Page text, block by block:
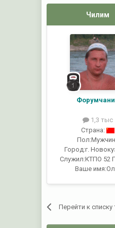
Чилим
1,3 тыс
Страна:
Пол:
Город:г.
Служил:КТПО 52
Ваше имя:
Перейти к списку